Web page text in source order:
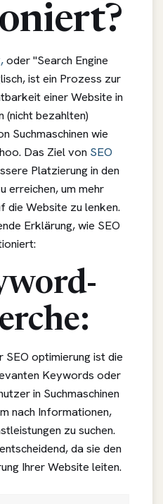
oder "Search Engine
ist ein Prozess zur
einer Website in
(nicht bezahlten)
Suchmaschinen wie
Das Ziel von SEO
Platzierung in den
erreichen, um mehr
die Website zu lenken.
Erklärung, wie SEO
optimierung ist die
Keywords oder
in Suchmaschinen
nach Informationen,
zu suchen.
da sie den
Ihrer Website leiten.